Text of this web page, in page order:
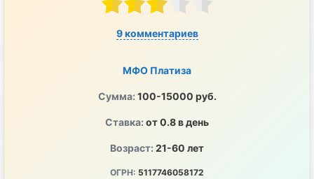
9 комментариев
МФО Платиза
Сумма: 100-15000 руб.
Ставка: от 0.8 в день
Возраст: 21-60 лет
ОГРН: 5117746058172